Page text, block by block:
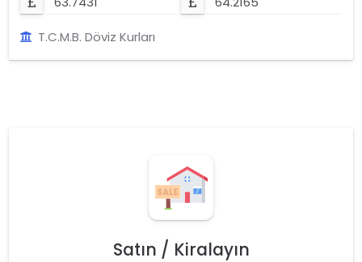
T.C.M.B. Döviz Kurları
Satın / Kiralayın